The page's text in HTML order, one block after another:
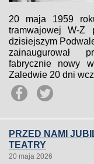
20 maja 1959
tramwajowej W-Z
dzisiejszym
zainaugurował
fabrycznie nowy
Zaledwie 20 dni
PRZED NAMI
TEATRY
20 maja 2026